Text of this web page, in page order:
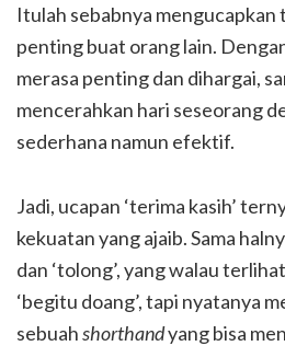
Itulah sebabnya mengucapkan
penting buat orang lain.
merasa penting dan dihargai,
mencerahkan hari seseorang
sederhana namun efektif.
Jadi, ucapan ‘terima kasih’
kekuatan yang ajaib. Sama
dan ‘tolong’, yang walau
‘begitu doang’, tapi nyatanya
sebuahshorthandyang bisa